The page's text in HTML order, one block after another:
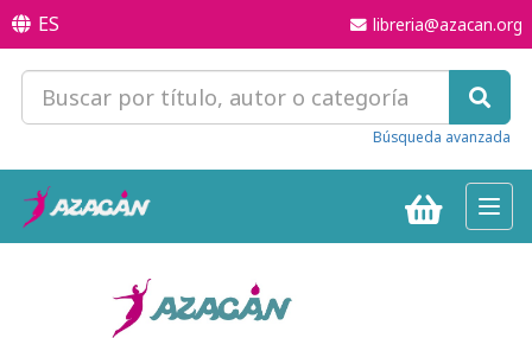
ES libreria@azacan.org
Búsqueda avanzada